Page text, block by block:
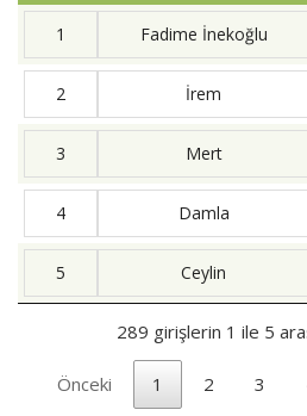
1 Fadime İnekoğlu
2 İrem
3 Mert
4 Damla
5 Ceylin
289 girişlerin 1 ile 5
Önceki 1 2 3